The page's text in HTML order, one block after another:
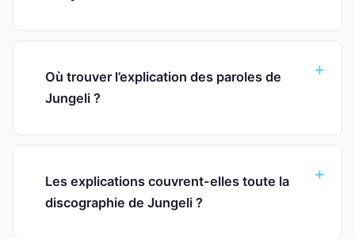
Où trouver l’explication des paroles de
Jungeli ?
Les explications couvrent-elles toute la
discographie de Jungeli ?